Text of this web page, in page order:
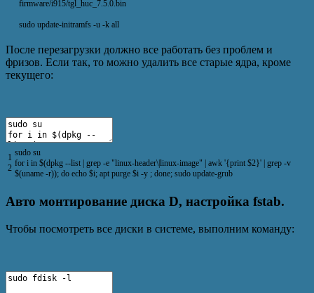
firmware/i915/tgl_huc_7.5.0.bin
sudo update-initramfs -u -k all
После перезагрузки должно все работать без проблем и
фризов. Если так, то можно удалить все старые ядра, кроме
текущего:
1
2
sudo su
for i in $(dpkg --list | grep -e "linux-header\|linux-image" | awk '{print $2}' | grep -v
$(uname -r)); do echo $i; apt purge $i -y ; done; sudo update-grub
Авто монтирование диска D, настройка fstab.
Чтобы посмотреть все диски в системе, выполним команду: